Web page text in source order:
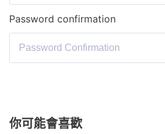
Password confirmation
你可能會喜歡